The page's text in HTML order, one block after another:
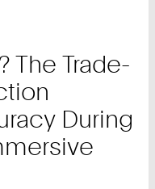
The Trade-
During